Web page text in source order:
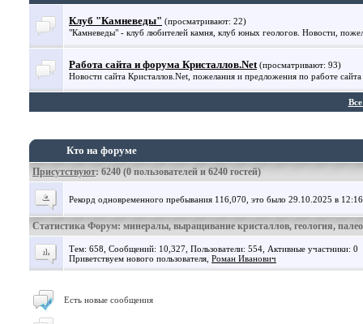
Клуб "Камневеды" (просматривают: 22)
"Камневеды" - клуб любителей камня, клуб юных геологов. Новости,
Работа сайта и форума Кристаллов.Net (просматривают: 93)
Новости сайта Кристаллов.Net, пожелания и предложения по работе
Кто на форуме
Присутствуют: 6240 (0 пользователей и 6240 гостей)
Рекорд одновременного пребывания 116,070, это было 29.10.2025 в
Статистика Форум: минералы, выращивание кристаллов, геология,
Тем: 658, Сообщений: 10,327, Пользователи: 554, Активные участники: 0
Приветствуем нового пользователя, Роман Иванович
Есть новые сообщения